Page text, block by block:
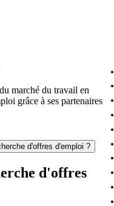
marché du travail en
grâce à ses partenaires
d'offres d'emploi ?
d'offres